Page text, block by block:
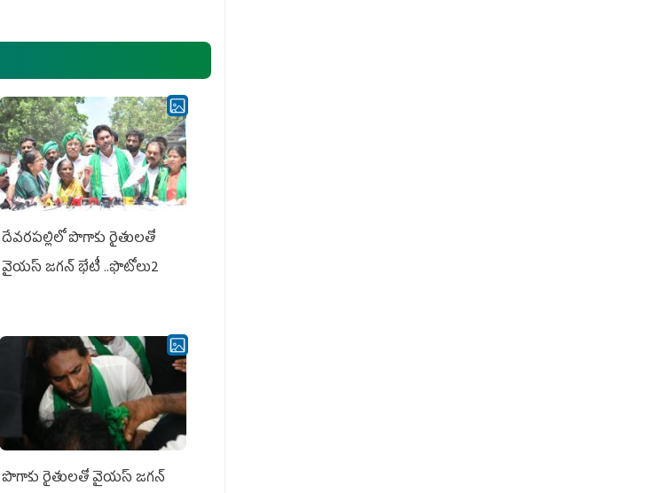
ఎమ్మెల్యేలు, ఎంపీల స‌మావేశం
దేవరపల్లిలో పొగాకు రైతులతో
వైయస్ జగన్ భేటీ ..ఫొటోలు2
పొగాకు రైతుల‌తో వైయ‌స్ జ‌గ‌న్